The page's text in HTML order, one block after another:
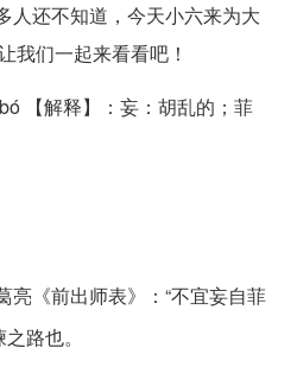
人还不知道，今天小六来为大
我们一起来看看吧！
【解释】：妄：胡乱的；菲
亮《前出师表》：“不宜妄自菲
路也。